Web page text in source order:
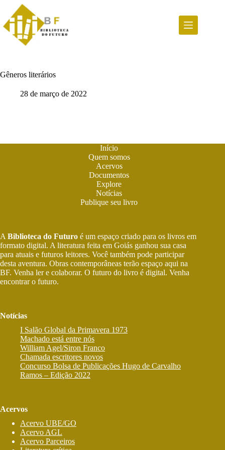
para
conteúdo
Gêneros literários
28 de março de 2022
Início
Quem somos
Acervos
Documentos
Explore
Notícias
Publique seu livro
A Biblioteca do Futuro é um espaço criado para os livros em
formato digital. A literatura feita em Goiás ganhou sua casa
para atuais e futuros leitores. Você também pode participar
desta aventura. Obras contemporâneas terão espaço aqui na
BF. Venha ler e colaborar. O futuro do livro é digital. Venha
encontrar o futuro.
Notícias
I Salão Global da Primavera 1973
Machado está entre nós
William Agel/Siron Franco
Chamada escritores novos
Concurso Bolsa de Publicações Hugo de Carvalho
Ramos – Edição 2022
Acervos
Acervo UBE/GO
Acervo AGL
Acervo Parceiros